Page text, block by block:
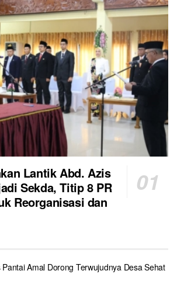
Lantik Abd. Azis
Sekda, Titip 8 PR
Reorganisasi dan
Pantai Amal Dorong Terwujudnya Desa Sehat